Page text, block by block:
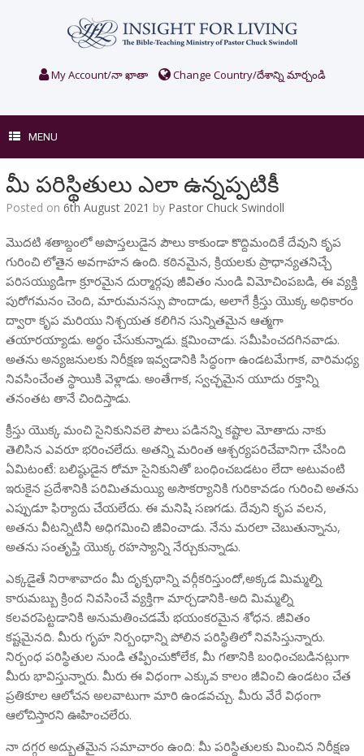
My Account/నా ఖాతా Change Country/దేశాన్ని మార్చండి
MENU
మీ పరిస్థితులు ఎలా ఉన్నప్పటికీ
Posted on 6th August 2021 by Pastor Chuck Swindoll
మొదటి శతాబ్దంలో అపొస్తలుడైన పౌలు కాకుండా కొద్దిమందికే దేవుని కృప
గురించి లోతైన అవగాహన ఉంది. కఠినమైన, క్రియలకు ప్రాధాన్యతనిచ్చే
పరిసయ్యుడిగా క్రూరమైన దుర్మార్గపు జీవితం నుండి విమోచింపబడి, ఈ వ్యక్తి
పురోగమనం చెంది, మారుమనస్సు పొందాడు, అలాగే క్రీస్తు యొక్క అధికారం
ద్వారా కృప మరియు నిశ్చయత కలిగిన సున్నితమైన ఆత్మగా
తయారయ్యాడు. అర్థం చేసుకున్నాడు. క్షమించాడు. సమీపించదగినవాడు.
అతను అన్యజనులకు నిరీక్షణ ఇవ్వడానికి సిద్ధంగా ఉండటమేగాక, వారిమధ్య
నివసించేంత స్థాయికి వెళ్లాడు. అంతేగాక, స్వచ్ఛమైన యూదు రక్తాన్ని
తనంతట తానే చిందిస్తాడు.
క్రీస్తు యొక్క మంచి సైనికునివలె పౌలు పడినన్ని కష్టాల మోతాదు నాకు
తెలిసిన ఎవరూ భరించలేదు. అతన్ని మరింత ఆశ్చర్యపరిచేవానిగా చేసింది
ఏమిటంటే: బలిష్ఠుడైన రోమా సైనికునితో బంధించబడటం లేదా అటువంటి
ఇరుకైన ప్రదేశానికి పరిమితమయ్యి అసౌకర్యానికి గురికావడం గురించి అతను
ఎప్పుడూ ఫిర్యాదు చేయలేదు. ఈ మనిషి సణగడు. దేవుని కృప వలన,
అతను వీటన్నిటినీ అధిగమించి జీవించాడు. నేను మరలా చెబుతున్నాను,
అతను సంతృప్తి యొక్క రహస్యాన్ని నేర్చుకున్నాడు.
ఎక్కడైతే నిరాశావాదం మీ దృక్పథాన్ని వర్గీకరిస్తుందో,అక్కడ మిమ్మల్ని
కారుమబ్బు క్రింద నివసించే వ్యక్తిగా మార్చడానికి-అది మిమ్మల్ని
కలవరపెట్టడానికి అనుమతించడమే భయంకరమైన శోధన. జీవితం
కష్టమైనది. మీరు గృహ నిర్బంధాన్ని పోలిన పరిస్థితిలో నివసిస్తున్నారు.
నిర్బంధ పరిస్థితుల నుండి తప్పించుకోలేక, మీ గతానికి బంధించబడినట్లుగా
మీరు భావిస్తున్నారు. మీరు ఈ విధంగా ఎక్కువ కాలం జీవించి ఉండటం చేత
ప్రతికూల ఆలోచన అలవాటుగా మారి ఉండవచ్చు. మీరు వేరే విధంగా
ఆలోచిస్తారని ఊహించలేరు.
నా దగ్గర అద్భుతమైన సమాచారం ఉంది: మీ పరిస్థితులకు మించిన నిరీక్షణ